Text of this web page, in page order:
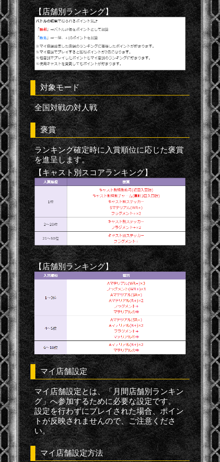
【店舗別ランキング】
対象モード
全国対戦の対人戦
褒賞
ランキング確定時に入賞順位に応じた褒賞
を進呈します。
【キャスト別スコアランキング】
【店舗別ランキング】
マイ店舗設定
マイ店舗設定とは、「月間店舗別ランキン
グ」へ参加するために必要な設定です。
設定を行わずにプレイされた場合、ポイン
トが反映されませんので、ご注意くださ
い。
マイ店舗設定方法